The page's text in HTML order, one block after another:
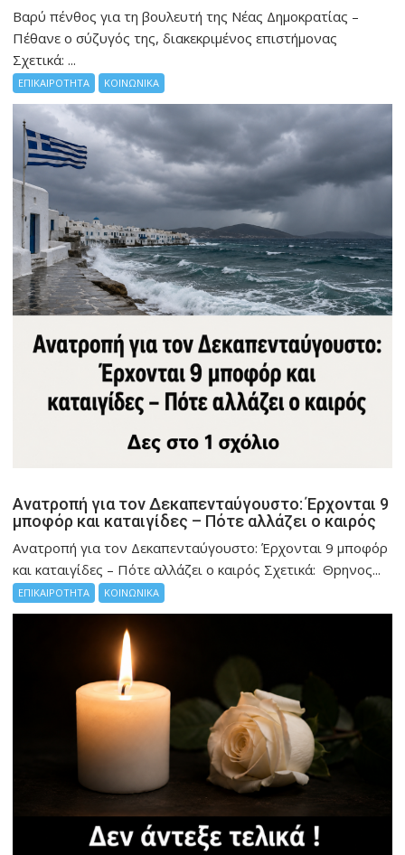
Βαρύ πένθος για τη βουλευτή της Νέας Δημοκρατίας –
Πέθανε ο σύζυγός της, διακεκριμένος επιστήμονας
Σχετικά: ...
ΕΠΙΚΑΙΡΟΤΗΤΑ ΚΟΙΝΩΝΙΚΑ
Ανατροπή για τον Δεκαπενταύγουστο: Έρχονται 9
μποφόρ και καταιγίδες – Πότε αλλάζει ο καιρός
Ανατροπή για τον Δεκαπενταύγουστο: Έρχονται 9 μποφόρ
και καταιγίδες – Πότε αλλάζει ο καιρός Σχετικά: Θpηνος...
ΕΠΙΚΑΙΡΟΤΗΤΑ ΚΟΙΝΩΝΙΚΑ